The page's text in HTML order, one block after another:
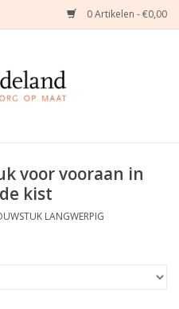
0 Artikelen - €0,00
voor vooraan in
kist
LANGWERPIG